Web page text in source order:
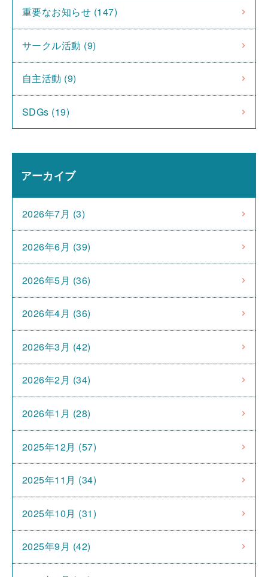
重要なお知らせ (147)
サークル活動 (9)
自主活動 (9)
SDGs (19)
アーカイブ
2026年7月 (3)
2026年6月 (39)
2026年5月 (36)
2026年4月 (36)
2026年3月 (42)
2026年2月 (34)
2026年1月 (28)
2025年12月 (57)
2025年11月 (34)
2025年10月 (31)
2025年9月 (42)